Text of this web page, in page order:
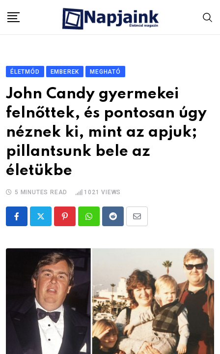
ÉLETMÓD EMBEREK MEGHATÓ
John Candy gyermekei
felnőttek, és pontosan úgy
néznek ki, mint az apjuk;
pillantsunk bele az
életükbe
5 MINUTES READ 1021 VIEWS
PinterestWhatsappRedditShare
Email